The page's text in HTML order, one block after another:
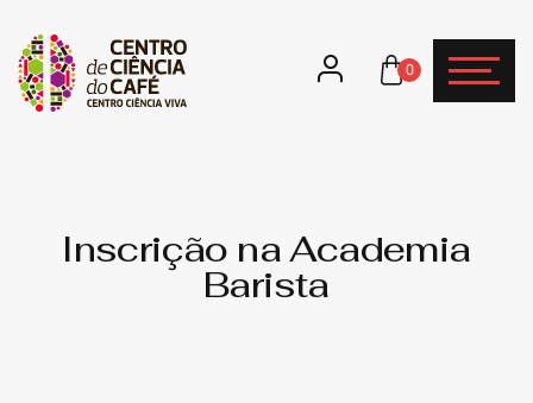
0
Inscrição na Academia
Barista